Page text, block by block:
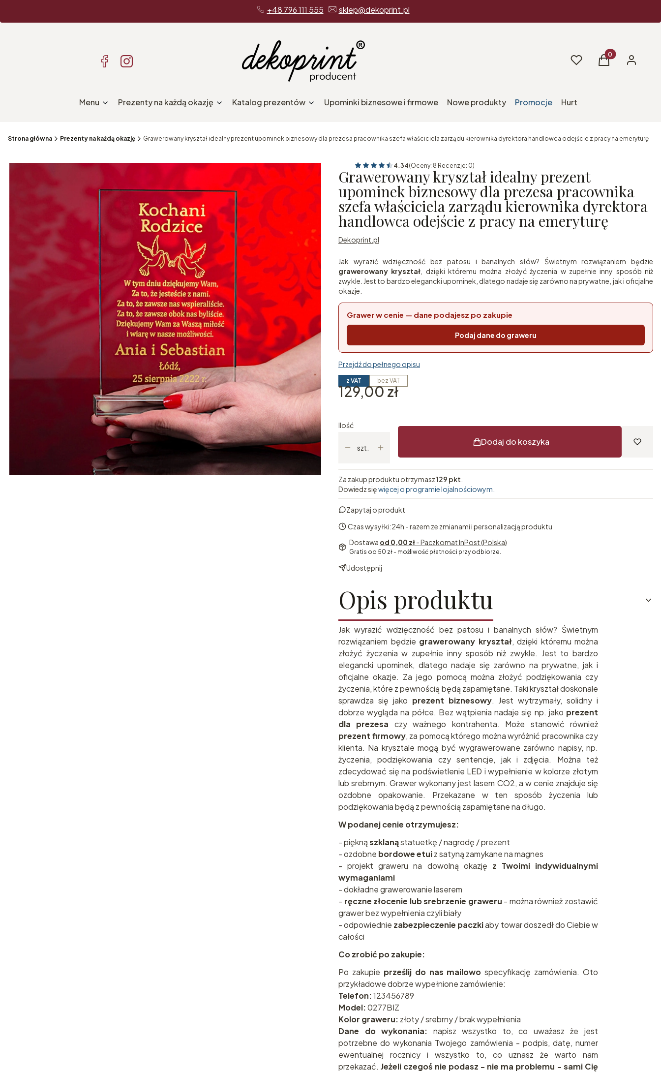
+48 796 111 555 sklep@dekoprint.pl
UlubioneProdukty w
Koszyk Zaloguj
Menu Prezenty na każdą okazję Katalog prezentów Upominki biznesowe i firmowe Nowe produkty Promocje Hurt
Strona główna Prezenty na każdą okazję Grawerowany kryształ idealny prezent upominek biznesowy dla prezesa pracownika szefa właściciela zarządu kierownika dyrektora handlowca odejście z pracy na emeryturę
4.34(Oceny: 8 Recenzje: 0)
Grawerowany kryształ idealny prezent
upominek biznesowy dla prezesa pracownika
szefa właściciela zarządu kierownika dyrektora
handlowca odejście z pracy na emeryturę
Dekoprint.pl
Jak wyrazić wdzięczność bez patosu i banalnych słów? Świetnym rozwiązaniem będzie
grawerowany kryształ , dzięki któremu można złożyć życzenia w zupełnie inny sposób niż
zwykle. Jest to bardzo elegancki upominek, dlatego nadaje się zarówno na prywatne, jak i oficjalne
okazje.
Grawer w cenie — dane podajesz po zakupie
Podaj dane do graweru
Przejdź do pełnego opisu
z VAT bez VAT
Cena
129,00 zł
Ilość
szt.
Dodaj do koszyka
Za zakup produktu otrzymasz129 pkt
Dowiedz sięwięcej o programie lojalnościowym.
Zapytaj o produkt
Czas wysyłki:24h - razem ze zmianami i personalizacją produktu
Dostawa od 0,00 zł- Paczkomat InPost (Polska)
Gratis od 50 zł - możliwość płatności przy odbiorze.
Udostępnij
Opis produktu
Jak wyrazić wdzięczność bez patosu i banalnych słów? Świetnym
rozwiązaniem będzie grawerowany kryształ, dzięki któremu można
złożyć życzenia w zupełnie inny sposób niż zwykle. Jest to bardzo
elegancki upominek, dlatego nadaje się zarówno na prywatne, jak i
oficjalne okazje. Za jego pomocą można złożyć podziękowania czy
życzenia, które z pewnością będą zapamiętane. Taki kryształ doskonale
sprawdza się jako prezent biznesowy. Jest wytrzymały, solidny i
dobrze wygląda na półce. Bez wątpienia nadaje się np. jako prezent
dla prezesa czy ważnego kontrahenta. Może stanowić również
prezent firmowy, za pomocą którego można wyróżnić pracownika czy
klienta. Na krysztale mogą być wygrawerowane zarówno napisy, np.
życzenia, podziękowania czy sentencje, jak i zdjęcia. Można też
zdecydować się na podświetlenie LED i wypełnienie w kolorze złotym
lub srebrnym. Grawer wykonany jest lasem CO2, a w cenie znajduje się
ozdobne opakowanie. Przekazane w ten sposób życzenia lub
podziękowania będą z pewnością zapamiętane na długo.
W podanej cenie otrzymujesz:
- pięknąszklanąstatuetkę / nagrodę / prezent
- ozdobne bordowe etuiz satyną zamykane na magnes
- projekt graweru na dowolną okazję z Twoimi indywidualnymi
wymaganiami
- dokładne grawerowanie laserem
- ręczne złocenie lub srebrzenie graweru - można również zostawić
grawer bez wypełnienia czyli biały
- odpowiednie zabezpieczenie paczkiaby towar doszedł do Ciebie w
całości
Co zrobić po zakupie:
Po zakupie prześlij do nas mailowo specyfikację zamówienia. Oto
przykładowe dobrze wypełnione zamówienie:
Telefon:123456789
Model:0277BIZ
Kolor graweru: złoty / srebrny / brak wypełnienia
Dane do wykonania: napisz wszystko to, co uważasz że jest
potrzebne do wykonania Twojego zamówienia - podpis, datę, numer
ewentualnej rocznicy i wszystko to, co uznasz że warto nam
przekazać.Jeżeli czegoś nie podasz - nie ma problemu - sami Cię